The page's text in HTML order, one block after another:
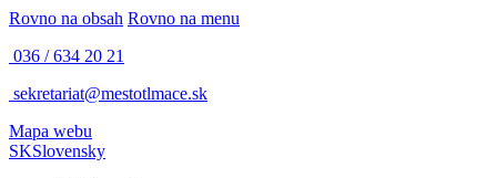
Rovno na obsah Rovno na menu
036 / 634 20 21
sekretariat@mestotlmace.sk
Mapa webu
SKSlovensky